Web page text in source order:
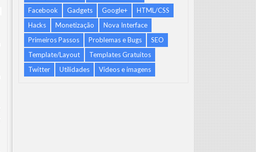
Facebook
Gadgets Google+
HTML/CSS
Hacks
Monetização
Nova Interface
Primeiros Passos
Problemas e Bugs
SEO
Template/Layout
Templates Gratuitos
Twitter
Utilidades Vídeos e imagens